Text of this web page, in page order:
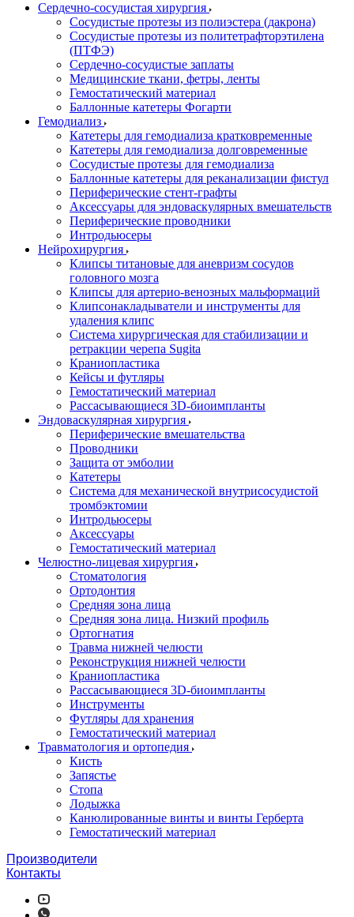
Сердечно-сосудистая хирургия
Сосудистые протезы из полиэстера (дакрона)
Сосудистые протезы из политетрафторэтилена
(ПТФЭ)
Сердечно-сосудистые заплаты
Медицинские ткани, фетры, ленты
Гемостатический материал
Баллонные катетеры Фогарти
Гемодиализ
Катетеры для гемодиализа кратковременные
Катетеры для гемодиализа долговременные
Сосудистые протезы для гемодиализа
Баллонные катетеры для реканализации фистул
Периферические стент-графты
Аксессуары для эндоваскулярных вмешательств
Периферические проводники
Интродьюсеры
Нейрохирургия
Клипсы титановые для аневризм сосудов
головного мозга
Клипсы для артерио-венозных мальформаций
Клипсонакладыватели и инструменты для
удаления клипс
Система хирургическая для стабилизации и
ретракции черепа Sugita
Краниопластика
Кейсы и футляры
Гемостатический материал
Рассасывающиеся 3D-биоимпланты
Эндоваскулярная хирургия
Периферические вмешательства
Проводники
Защита от эмболии
Катетеры
Система для механической внутрисосудистой
тромбэктомии
Интродьюсеры
Аксессуары
Гемостатический материал
Челюстно-лицевая хирургия
Стоматология
Ортодонтия
Средняя зона лица
Средняя зона лица. Низкий профиль
Ортогнатия
Травма нижней челюсти
Реконструкция нижней челюсти
Краниопластика
Рассасывающиеся 3D-биоимпланты
Инструменты
Футляры для хранения
Гемостатический материал
Травматология и ортопедия
Кисть
Запястье
Стопа
Лодыжка
Канюлированные винты и винты Герберта
Гемостатический материал
Производители
Контакты